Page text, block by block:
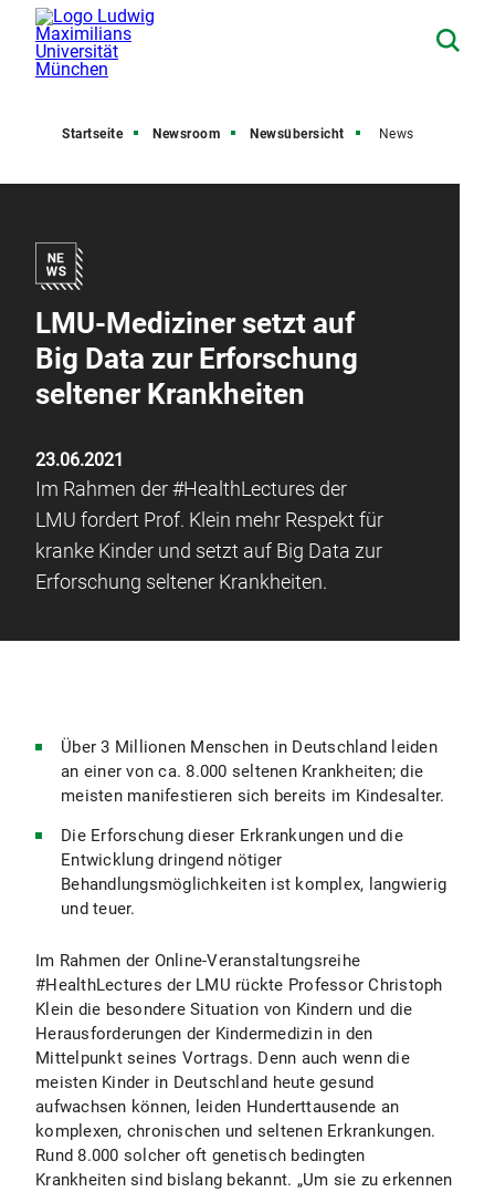
Startseite Newsroom Newsübersicht News
LMU-Mediziner setzt auf
Big Data zur Erforschung
seltener Krankheiten
23.06.2021
Im Rahmen der #HealthLectures der
LMU fordert Prof. Klein mehr Respekt für
kranke Kinder und setzt auf Big Data zur
Erforschung seltener Krankheiten.
Über 3 Millionen Menschen in Deutschland leiden
an einer von ca. 8.000 seltenen Krankheiten; die
meisten manifestieren sich bereits im Kindesalter.
Die Erforschung dieser Erkrankungen und die
Entwicklung dringend nötiger
Behandlungsmöglichkeiten ist komplex, langwierig
und teuer.
Im Rahmen der Online-Veranstaltungsreihe
#HealthLectures der LMU rückte Professor Christoph
Klein die besondere Situation von Kindern und die
Herausforderungen der Kindermedizin in den
Mittelpunkt seines Vortrags. Denn auch wenn die
meisten Kinder in Deutschland heute gesund
aufwachsen können, leiden Hunderttausende an
komplexen, chronischen und seltenen Erkrankungen.
Rund 8.000 solcher oft genetisch bedingten
Krankheiten sind bislang bekannt. „Um sie zu erkennen